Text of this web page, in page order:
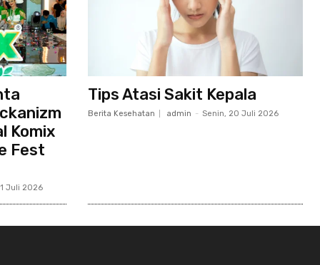
Komix
Fest
Juli 2026
Tips Atasi Sakit Kepala
Berita Kesehatan admin - Senin, 20 Juli 2026